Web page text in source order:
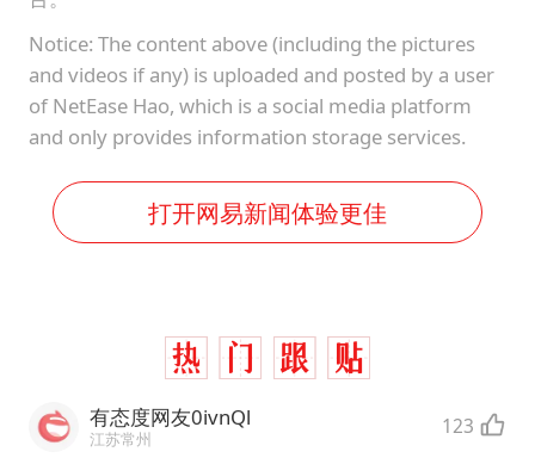
Notice: The content above (including the pictures
and videos if any) is uploaded and posted by a user
of NetEase Hao, which is a social media platform
and only provides information storage services.
打开网易新闻体验更佳
有态度网友0ivnQl
江苏常州 123